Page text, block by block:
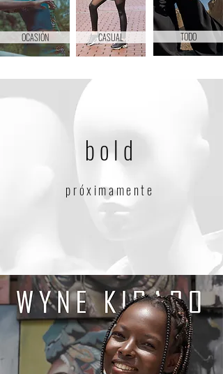
OCASIÓN CASUAL TODO
bold
próximamente